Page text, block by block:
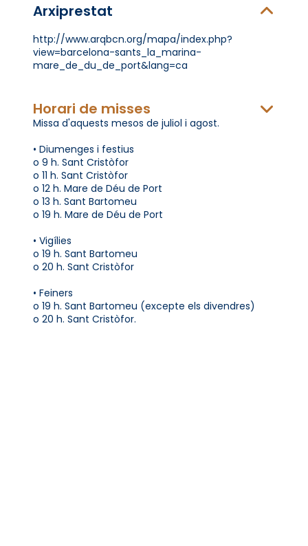
Arxiprestat
http://www.arqbcn.org/mapa/index.php?
view=barcelona-sants_la_marina-
mare_de_du_de_port&lang=ca
Horari de misses
Missa d'aquests mesos de juliol i agost.
• Diumenges i festius
o 9 h. Sant Cristòfor
o 11 h. Sant Cristòfor
o 12 h. Mare de Déu de Port
o 13 h. Sant Bartomeu
o 19 h. Mare de Déu de Port
• Vigílies
o 19 h. Sant Bartomeu
o 20 h. Sant Cristòfor
• Feiners
o 19 h. Sant Bartomeu (excepte els divendres)
o 20 h. Sant Cristòfor.